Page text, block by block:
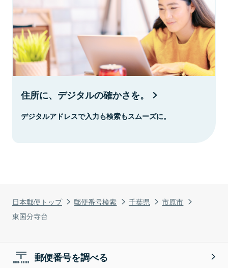
日本郵便トップ 郵便番号検索 千葉県
市原市
東国分寺台
住所に、デジタルの確かさを。
デジタルアドレスで入力も検索もスムーズに。
郵便番号を調べる